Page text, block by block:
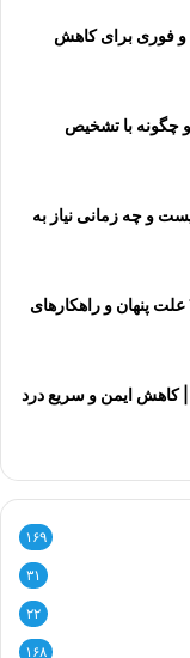
شدید؛ ۷ روش ایمن و فوری برای کاهش
و چگونه با تشخیص
و چه زمانی نیاز به
بوی بد دهان را چگونه برای همیشه درمان کنیم؟ ۷ علت پنهان و راهکارهای
| کاهش ایمن و سریع درد
۱۶۹
۳۱
۲۲
۱۶۸